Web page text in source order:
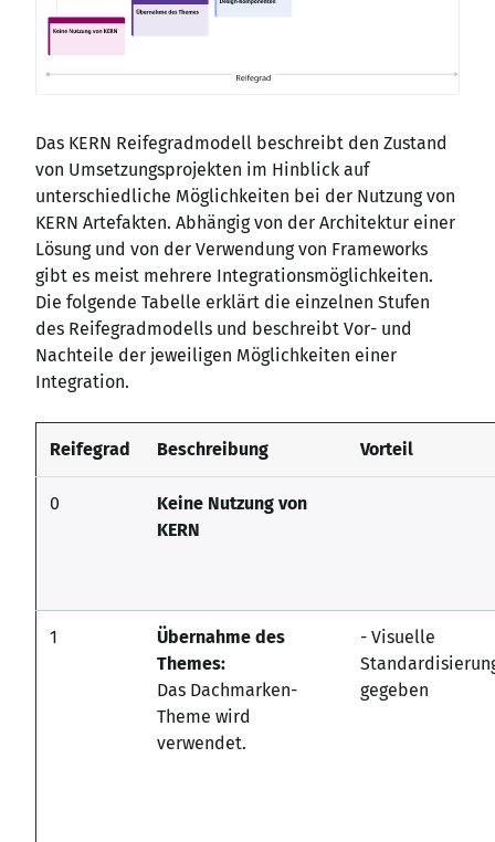
Das KERN Reifegradmodell beschreibt den Zustand
von Umsetzungsprojekten im Hinblick auf
unterschiedliche Möglichkeiten bei der Nutzung von
KERN Artefakten. Abhängig von der Architektur einer
Lösung und von der Verwendung von Frameworks
gibt es meist mehrere Integrationsmöglichkeiten.
Die folgende Tabelle erklärt die einzelnen Stufen
des Reifegradmodells und beschreibt Vor- und
Nachteile der jeweiligen Möglichkeiten einer
Integration.
Reifegrad Beschreibung Vorteil
0
Keine Nutzung von
KERN
1
Übernahme des
Themes:
Das Dachmarken-
Theme wird
verwendet.
- Visuelle
gegeben